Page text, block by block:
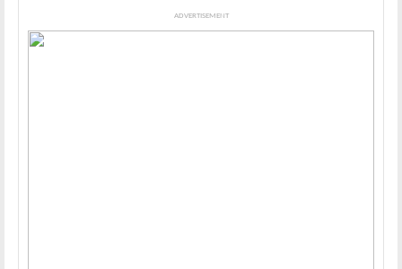
ADVERTISEMENT